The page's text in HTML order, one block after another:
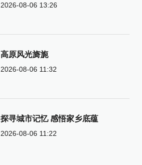
2026-08-06 13:26
高原风光旖旎
2026-08-06 11:32
探寻城市记忆 感悟家乡底蕴
2026-08-06 11:22